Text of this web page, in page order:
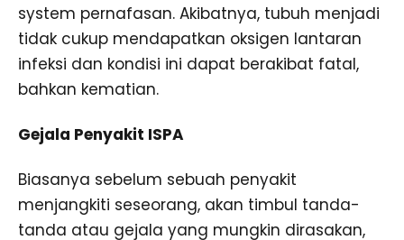
system pernafasan. Akibatnya, tubuh menjadi
tidak cukup mendapatkan oksigen lantaran
infeksi dan kondisi ini dapat berakibat fatal,
bahkan kematian.
Gejala Penyakit ISPA
Biasanya sebelum sebuah penyakit
menjangkiti seseorang, akan timbul tanda-
tanda atau gejala yang mungkin dirasakan,